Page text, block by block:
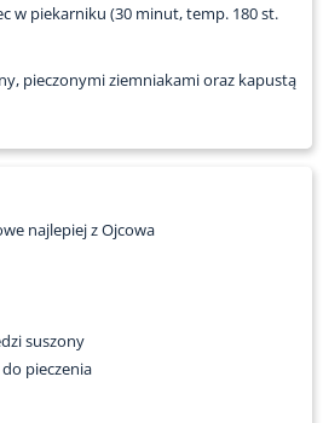
w piekarniku (30 minut, temp. 180 st.
pieczonymi ziemniakami oraz kapustą
najlepiej z Ojcowa
suszony
pieczenia